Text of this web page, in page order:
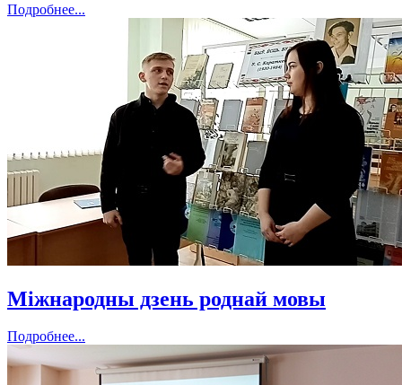
Подробнее...
Міжнародны дзень роднай мовы
Подробнее...